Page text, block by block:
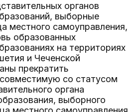
органов
выборные
местного самоуправления,
образованных
на территориях
и Чеченской
прекратить
со статусом
органа
выборного